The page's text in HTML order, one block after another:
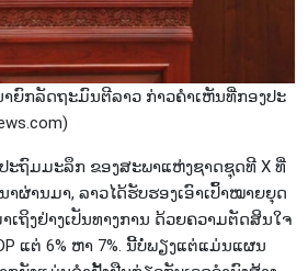
ຍົກ​ລັດ​ຖະ​ມົນ​ຕີລາວ ກ່າວ​ຄຳ​ເຫັນ​ທີ່ກອງ​ປະ​
ະ​ຖົມ​ມະ​ລຶກ ຂອງ​ສະ​ພາ​ແຫ່ງ​ຊາດ​ຊຸດ​ທີ X ທີ່​
າ​ຜ່ານ​ມາ, ລາວ​ໄດ້​ຮັບ​ຮອງ​ເອົາ​ເປົ້າ​ໝາຍ​ຍຸດ​
ເຖິງ​ຢ່າງ​ເປັນ​ທາງ​ການ ​ດ້ວຍ​ຄວາມ​ຕັດ​ສິນ​ໃຈ​
ແຕ່ 6% ຫາ 7%. ນີ້​ບໍ່​ພຽງ​ແຕ່​ແມ່ນ​ແຜນ​